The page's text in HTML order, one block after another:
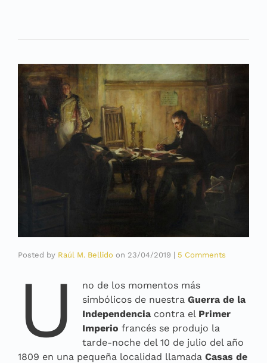
Posted by Raúl M. Bellido on 23/04/2019 | 5 Comments
U
no de los momentos más
simbólicos de nuestraGuerra de la
Independencia contra el Primer
Imperio francés se produjo la
tarde-noche del 10 de julio del año
1809 en una pequeña localidad llamada Casas de